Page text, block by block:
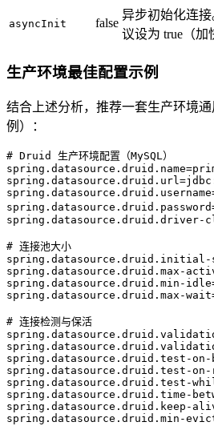
asyncInit false
异步初始化连接
议设为 true（加
生产环境最佳配置示例
结合上述分析，推荐一套生产环境
例）：
# Druid 生产环境配置（MySQL）
spring.datasource.druid.name=
spring.datasource.druid.url=
spring.datasource.druid.username
spring.datasource.druid.password
spring.datasource.druid.driver-
# 连接池大小
spring.datasource.druid.initial-
spring.datasource.druid.max-
spring.datasource.druid.min-idle
spring.datasource.druid.max-wait
# 连接检测与保活
spring.datasource.druid.test-on-
spring.datasource.druid.test-
spring.datasource.druid.test-
spring.datasource.druid.time-
spring.datasource.druid.keep-
spring.datasource.druid.min-